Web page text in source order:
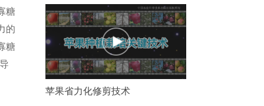
糖
的
糖
苹果省力化修剪技术